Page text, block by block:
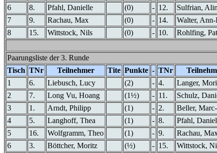
6
8. Pfahl, Danielle (0) - 12.
Sulfrian,
7
9. Rachau, Max (0) - 14.
Walter,
8
15. Wittstock, Nils (0) - 10. Rohlfing,
Paarungsliste der 3. Runde
Tisch TNr Teilnehmer Tite Punkte - TNr
1
6. Liebusch, Lucy (2) - 4.
Langer,
2
7. Long Vu, Hoang (1½) - 11.
Schulz,
3
1. Arndt, Philipp (1) - 2.
Beller,
4
5. Langhoff, Thea (1) - 8.
Pfahl,
5
16. Wolfgramm, Theo (1) - 9.
Rachau,
6
3. Böttcher, Moritz (½) - 15.
Wittstock,